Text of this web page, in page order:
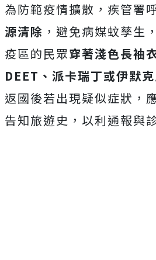
為防範疫情擴散，疾管署
源清除 ，避免病媒蚊孳生
疫區的民眾穿著淺色長袖
DEET、派卡瑞丁或伊默
返國後若出現疑似症狀，
告知旅遊史，以利通報與